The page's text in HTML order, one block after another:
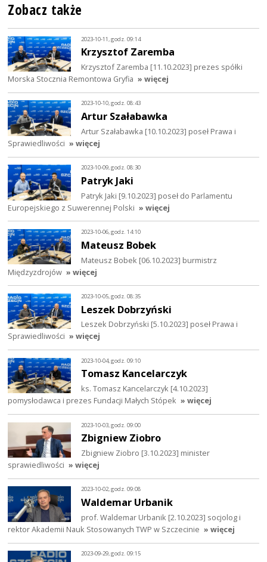
Zobacz także
2023-10-11, godz. 09:14
Krzysztof Zaremba
Krzysztof Zaremba [11.10.2023] prezes spółki
Morska Stocznia Remontowa Gryfia » więcej
2023-10-10, godz. 08:43
Artur Szałabawka
Artur Szałabawka [10.10.2023] poseł Prawa i
Sprawiedliwości » więcej
2023-10-09, godz. 08:30
Patryk Jaki
Patryk Jaki [9.10.2023] poseł do Parlamentu
Europejskiego z Suwerennej Polski » więcej
2023-10-06, godz. 14:10
Mateusz Bobek
Mateusz Bobek [06.10.2023] burmistrz
Międzyzdrojów » więcej
2023-10-05, godz. 08:35
Leszek Dobrzyński
Leszek Dobrzyński [5.10.2023] poseł Prawa i
Sprawiedliwości » więcej
2023-10-04, godz. 09:10
Tomasz Kancelarczyk
ks. Tomasz Kancelarczyk [4.10.2023]
pomysłodawca i prezes Fundacji Małych Stópek » więcej
2023-10-03, godz. 09:00
Zbigniew Ziobro
Zbigniew Ziobro [3.10.2023] minister
sprawiedliwości » więcej
2023-10-02, godz. 09:08
Waldemar Urbanik
prof. Waldemar Urbanik [2.10.2023] socjolog i
rektor Akademii Nauk Stosowanych TWP w Szczecinie » więcej
2023-09-29, godz. 09:15